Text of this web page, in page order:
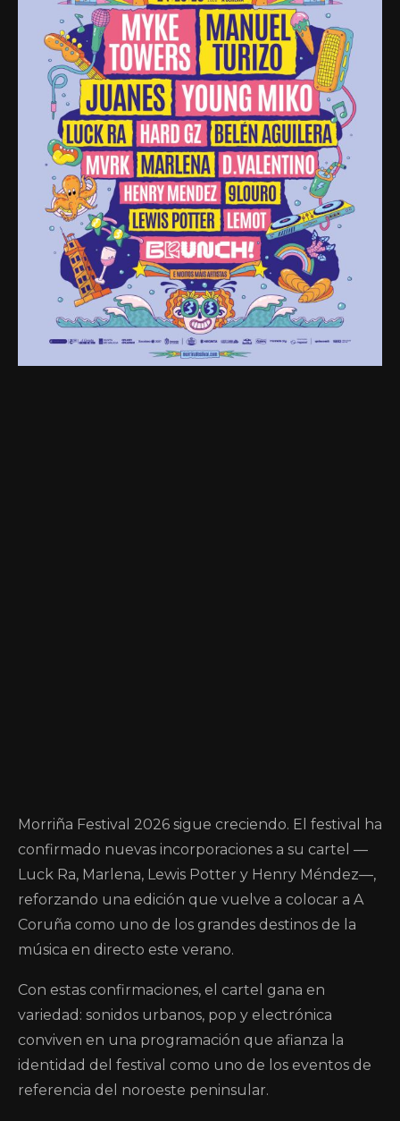
Morriña Festival 2026 sigue creciendo. El festival ha
confirmado nuevas incorporaciones a su cartel —
Luck Ra, Marlena, Lewis Potter y Henry Méndez—,
reforzando una edición que vuelve a colocar a A
Coruña como uno de los grandes destinos de la
música en directo este verano.
Con estas confirmaciones, el cartel gana en
variedad: sonidos urbanos, pop y electrónica
conviven en una programación que afianza la
identidad del festival como uno de los eventos de
referencia del noroeste peninsular.